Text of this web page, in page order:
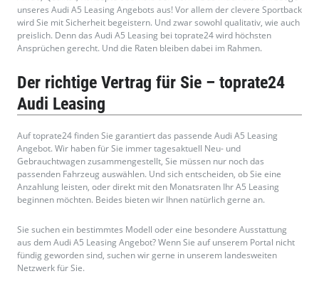
unseres Audi A5 Leasing Angebots aus! Vor allem der clevere Sportback
wird Sie mit Sicherheit begeistern. Und zwar sowohl qualitativ, wie auch
preislich. Denn das Audi A5 Leasing bei toprate24 wird höchsten
Ansprüchen gerecht. Und die Raten bleiben dabei im Rahmen.
Der richtige Vertrag für Sie – toprate24
Audi Leasing
Auf toprate24 finden Sie garantiert das passende Audi A5 Leasing
Angebot. Wir haben für Sie immer tagesaktuell Neu- und
Gebrauchtwagen zusammengestellt, Sie müssen nur noch das
passenden Fahrzeug auswählen. Und sich entscheiden, ob Sie eine
Anzahlung leisten, oder direkt mit den Monatsraten Ihr A5 Leasing
beginnen möchten. Beides bieten wir Ihnen natürlich gerne an.
Sie suchen ein bestimmtes Modell oder eine besondere Ausstattung
aus dem Audi A5 Leasing Angebot? Wenn Sie auf unserem Portal nicht
fündig geworden sind, suchen wir gerne in unserem landesweiten
Netzwerk für Sie.